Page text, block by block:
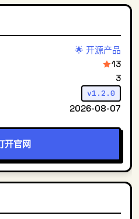
🌟 开源产品
13
3
v1.2.0
2026-08-07
开官网